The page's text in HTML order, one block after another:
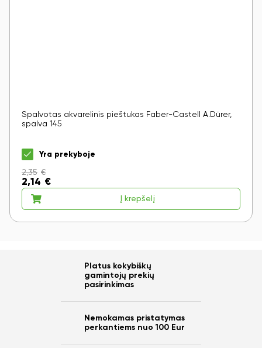
Spalvotas akvarelinis pieštukas Faber-Castell A.Dürer,
spalva 145
Yra prekyboje
2,35 €
2,14 €
Į krepšelį
Platus kokybiškų
gamintojų prekių
pasirinkimas
Nemokamas pristatymas
perkantiems nuo 100 Eur